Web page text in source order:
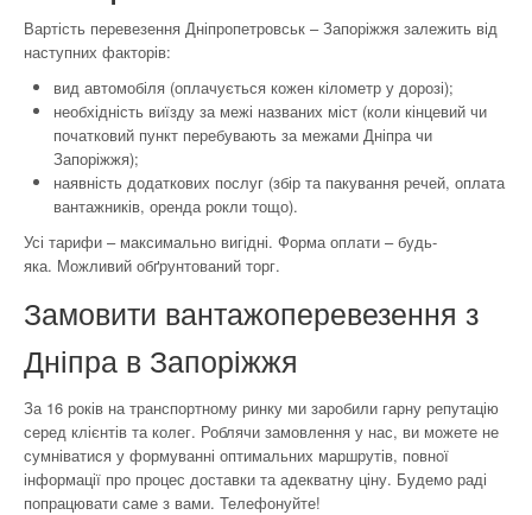
Вартість перевезення Дніпропетровськ – Запоріжжя залежить від
наступних факторів:
вид автомобіля (оплачується кожен кілометр у дорозі);
необхідність виїзду за межі названих міст (коли кінцевий чи
початковий пункт перебувають за межами Дніпра чи
Запоріжжя);
наявність додаткових послуг (збір та пакування речей, оплата
вантажників, оренда рокли тощо).
Усі тарифи – максимально вигідні. Форма оплати – будь-
яка. Можливий обґрунтований торг.
Замовити вантажоперевезення з
Дніпра в Запоріжжя
За 16 років на транспортному ринку ми заробили гарну репутацію
серед клієнтів та колег. Роблячи замовлення у нас, ви можете не
сумніватися у формуванні оптимальних маршрутів, повної
інформації про процес доставки та адекватну ціну. Будемо раді
попрацювати саме з вами. Телефонуйте!